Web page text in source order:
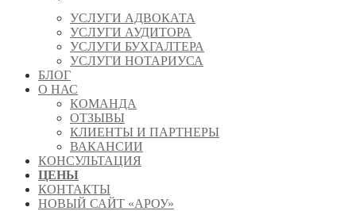
УСЛУГИ АДВОКАТА
УСЛУГИ АУДИТОРА
УСЛУГИ БУХГАЛТЕРА
УСЛУГИ НОТАРИУСА
БЛОГ
О НАС
КОМАНДА
ОТЗЫВЫ
КЛИЕНТЫ И ПАРТНЕРЫ
ВАКАНСИИ
КОНСУЛЬТАЦИЯ
ЦЕНЫ
КОНТАКТЫ
НОВЫЙ САЙТ «АРОУ»